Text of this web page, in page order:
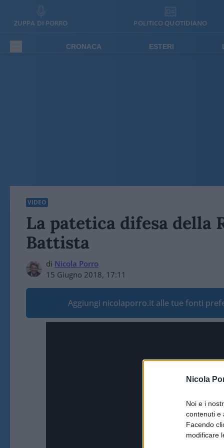
Nicola
Noi e i
contenuti e
Facendo
modificare
ZUPPA DI PORRO POLITICO QUOTIDIANO
CRONACA ESTERI
VIDEO
La patetica difesa della
Battista
di Nicola Porro
15 Giugno 2018, 17:11
Aggiungi nicolaporro.it alle tue fonti